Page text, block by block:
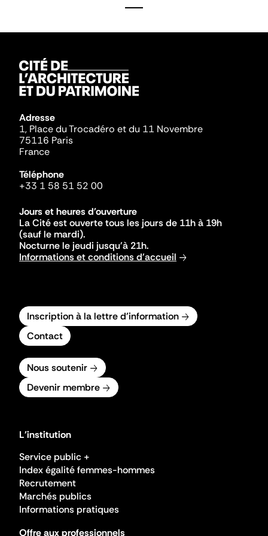
Adresse
1, Place du Trocadéro et du 11 Novembre
75116 Paris
France
Téléphone
+33 1 58 51 52 00
Jours et heures d'ouverture
La Cité est ouverte tous les jours de 11h à 19h
(sauf le mardi).
Nocturne le jeudi jusqu'à 21h.
Informations et conditions d'accueil
Inscription à la lettre d'information
Contact
Nous soutenir
Devenir membre
L'institution
Service public +
Index égalité femmes-hommes
Recrutement
Marchés publics
Informations pratiques
Offre aux professionnels